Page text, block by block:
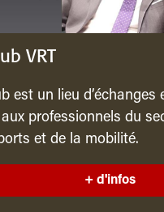
VRT
est un lieu d’échanges
professionnels du
et de la mobilité.
+ d'infos